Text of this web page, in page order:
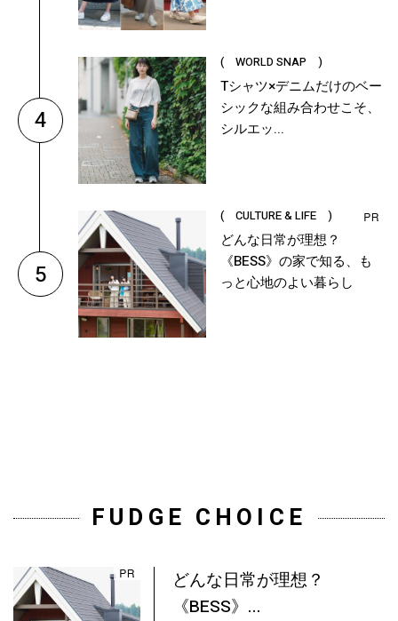
4
( WORLD SNAP )
Tシャツ×デニムだけのベー
シックな組み合わせこそ、
シルエッ...
5
( CULTURE & LIFE )
どんな日常が理想？
《BESS》の家で知る、も
っと心地のよい暮らし
FUDGE CHOICE
どんな日常が理想？
《BESS》...